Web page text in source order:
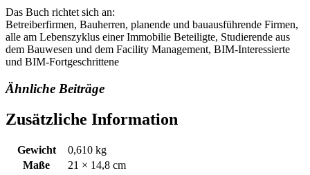
Das Buch richtet sich an:
Betreiberfirmen, Bauherren, planende und bauausführende Firmen,
alle am Lebenszyklus einer Immobilie Beteiligte, Studierende aus
dem Bauwesen und dem Facility Management, BIM-Interessierte
und BIM-Fortgeschrittene
Ähnliche Beiträge
Zusätzliche Information
Gewicht
0,610 kg
Maße
21 × 14,8 cm